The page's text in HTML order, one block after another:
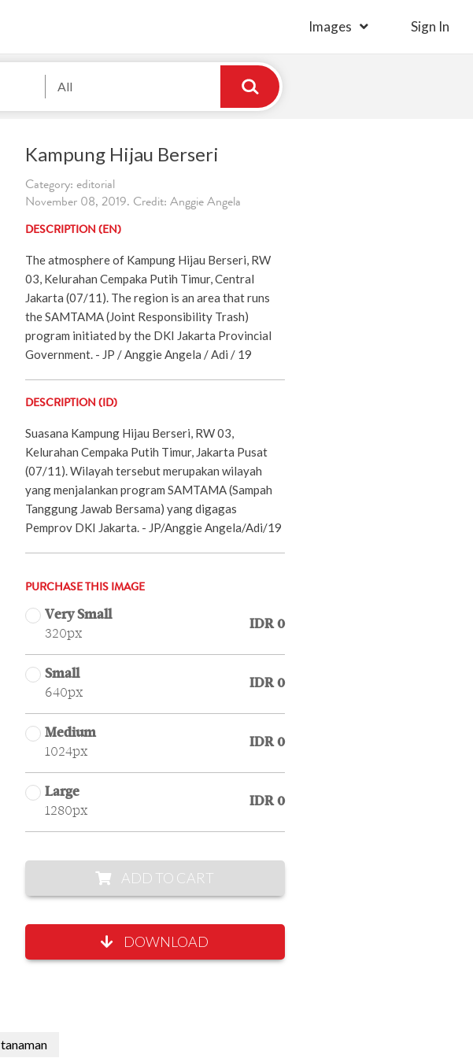
Images Sign In
All
Kampung Hijau Berseri
Category: editorial
November 08, 2019. Credit: Anggie Angela
DESCRIPTION (EN)
The atmosphere of Kampung Hijau Berseri, RW
03, Kelurahan Cempaka Putih Timur, Central
Jakarta (07/11). The region is an area that runs
the SAMTAMA (Joint Responsibility Trash)
program initiated by the DKI Jakarta Provincial
Government. - JP / Anggie Angela / Adi / 19
DESCRIPTION (ID)
Suasana Kampung Hijau Berseri, RW 03,
Kelurahan Cempaka Putih Timur, Jakarta Pusat
(07/11). Wilayah tersebut merupakan wilayah
yang menjalankan program SAMTAMA (Sampah
Tanggung Jawab Bersama) yang digagas
Pemprov DKI Jakarta. - JP/Anggie Angela/Adi/19
PURCHASE THIS IMAGE
Very Small
320px
IDR 0
Small
640px
IDR 0
Medium
1024px
IDR 0
Large
1280px
IDR 0
ADD TO CART
DOWNLOAD
tanaman